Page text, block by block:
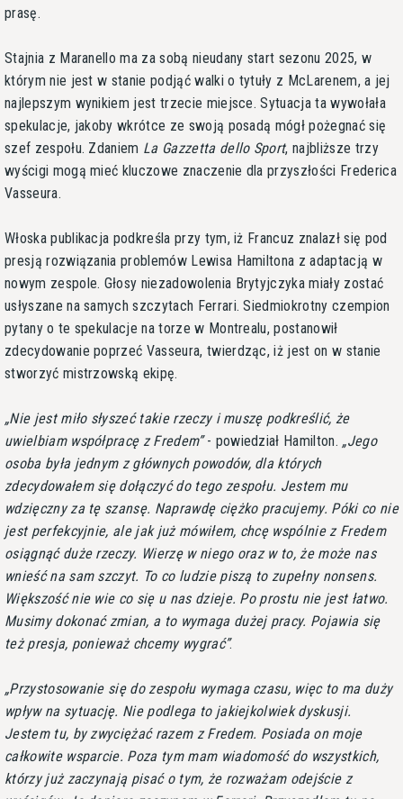
prasę.
Stajnia z Maranello ma za sobą nieudany start sezonu 2025, w
którym nie jest w stanie podjąć walki o tytuły z McLarenem, a jej
najlepszym wynikiem jest trzecie miejsce. Sytuacja ta wywołała
spekulacje, jakoby wkrótce ze swoją posadą mógł pożegnać się
szef zespołu. Zdaniem La Gazzetta dello Sport, najbliższe trzy
wyścigi mogą mieć kluczowe znaczenie dla przyszłości Frederica
Vasseura.
Włoska publikacja podkreśla przy tym, iż Francuz znalazł się pod
presją rozwiązania problemów Lewisa Hamiltona z adaptacją w
nowym zespole. Głosy niezadowolenia Brytyjczyka miały zostać
usłyszane na samych szczytach Ferrari. Siedmiokrotny czempion
pytany o te spekulacje na torze w Montrealu, postanowił
zdecydowanie poprzeć Vasseura, twierdząc, iż jest on w stanie
stworzyć mistrzowską ekipę.
Nie jest miło słyszeć takie rzeczy i muszę podkreślić, że
uwielbiam współpracę z Fredem - powiedział Hamilton.
Jego
osoba była jednym z głównych powodów, dla których
zdecydowałem się dołączyć do tego zespołu. Jestem mu
wdzięczny za tę szansę. Naprawdę ciężko pracujemy. Póki co nie
jest perfekcyjnie, ale jak już mówiłem, chcę wspólnie z Fredem
osiągnąć duże rzeczy. Wierzę w niego oraz w to, że może nas
wnieść na sam szczyt. To co ludzie piszą to zupełny nonsens.
Większość nie wie co się u nas dzieje. Po prostu nie jest łatwo.
Musimy dokonać zmian, a to wymaga dużej pracy. Pojawia się
też presja, ponieważ chcemy wygrać .
Przystosowanie się do zespołu wymaga czasu, więc to ma duży
wpływ na sytuację. Nie podlega to jakiejkolwiek dyskusji.
Jestem tu, by zwyciężać razem z Fredem. Posiada on moje
całkowite wsparcie. Poza tym mam wiadomość do wszystkich,
którzy już zaczynają pisać o tym, że rozważam odejście z